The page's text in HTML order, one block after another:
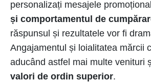
personalizați mesajele
și comportamentul de
răspunsul și rezultatele vor fi
Angajamentul și loialitatea mărcii
aducând astfel mai multe venituri
valori de ordin superior.